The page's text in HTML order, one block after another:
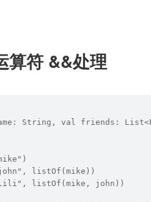
算符 &&处理
String, val friends:
listOf(mike))
listOf(mike, john))